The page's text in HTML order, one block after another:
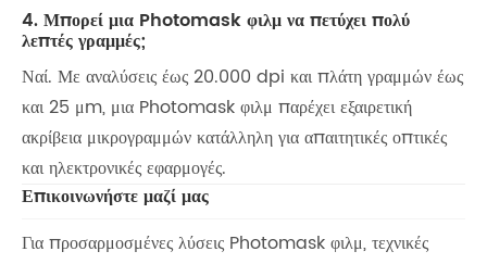
4. Μπορεί μια Photomask φιλμ να πετύχει πολύ
λεπτές γραμμές;
Ναί. Με αναλύσεις έως 20.000 dpi και πλάτη γραμμών έως
και 25 μm, μια Photomask φιλμ παρέχει εξαιρετική
ακρίβεια μικρογραμμών κατάλληλη για απαιτητικές οπτικές
και ηλεκτρονικές εφαρμογές.
Επικοινωνήστε μαζί μας
Για προσαρμοσμένες λύσεις Photomask φιλμ, τεχνικές